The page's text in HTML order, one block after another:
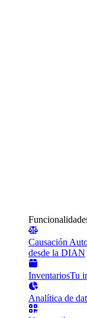
Causación
desde la DIAN
InventariosTu
Analítica de